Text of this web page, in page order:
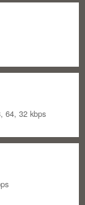
64, 32 kbps